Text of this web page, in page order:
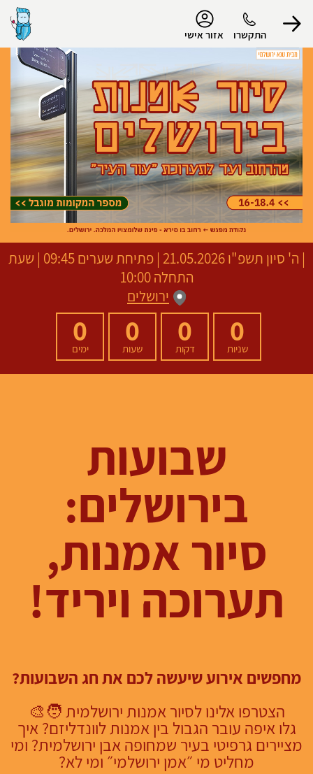
התקשרו אזור אישי
הפרופיל שלי
התנתק
| ה' סיון תשפ"ו
21.05.2026 | פתיחת שערים 09:45 | שעת
התחלה 10:00
ירושלים
0
שניות
0
דקות
0
שעות
0
ימים
שבועות
בירושלים:
סיור אמנות,
תערוכה ויריד!
מחפשים אירוע שיעשה לכם את חג השבועות?
הצטרפו אלינו לסיור אמנות ירושלמית 🧑‍🎨
גלו איפה עובר הגבול בין אמנות לוונדליזם? איך
מציירים גרפיטי בעיר שמחופה אבן ירושלמית? ומי
מחליט מי ״אמן ירושלמי״ ומי לא?